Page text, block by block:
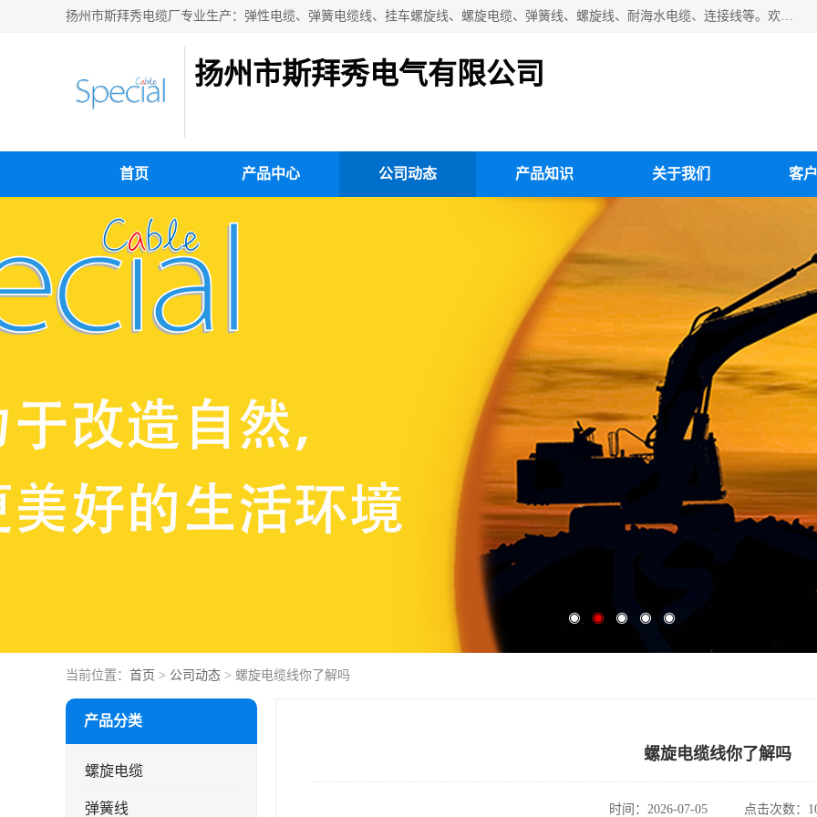
扬州市斯拜秀电缆厂专业生产：弹性电缆、弹簧电缆线、挂车螺旋线、螺旋电缆、弹簧线、螺旋线、耐海水电缆、连接线等。欢迎来电咨询！
扬州市斯拜秀电气有限公司
首页 产品中心 公司动态 产品知识 关于我们 客
当前位置： 首页 > 公司动态 > 螺旋电缆线你了解吗
产品分类
螺旋电缆
弹簧线
螺旋电缆线你了解吗
时间：2026-07-05 点击次数：